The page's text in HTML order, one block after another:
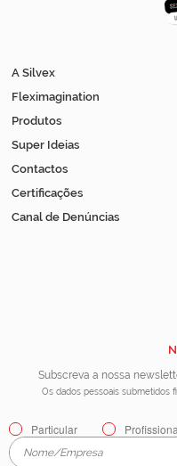
A Silvex
Fleximagination
Produtos
Super Ideias
Contactos
Certificações
Canal de Denúncias
Subscreva a nossa
Os dados pessoais submetidos
Particular